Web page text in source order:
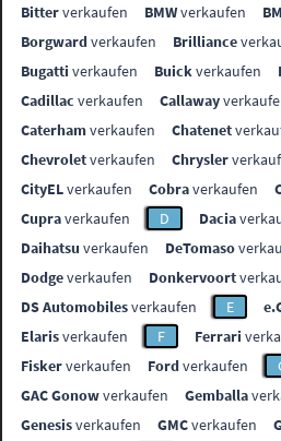
Bitterverkaufen BMWverkaufen
Borgwardverkaufen Brilliance
Bugatti verkaufen Buickverkaufen
Cadillac verkaufen Callaway
Caterhamverkaufen Chatenet
Chevroletverkaufen Chrysler
CityELverkaufen Cobraverkaufen
Cupraverkaufen D Dacia
Daihatsu verkaufen DeTomaso
Dodgeverkaufen Donkervoort
DS Automobilesverkaufen E
Elarisverkaufen F Ferrari
Fiskerverkaufen Fordverkaufen
GAC Gonowverkaufen Gemballa
Genesisverkaufen GMCverkaufen